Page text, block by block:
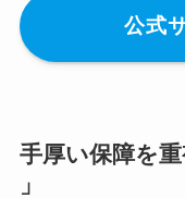
公式
手厚い保障を
」